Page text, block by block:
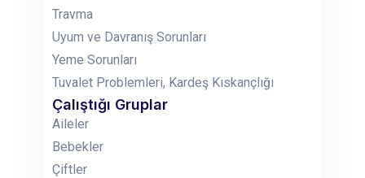
Travma
Uyum ve Davranış Sorunları
Yeme Sorunları
Tuvalet Problemleri, Kardeş Kıskançlığı
Çalıştığı Gruplar
Aileler
Bebekler
Çiftler